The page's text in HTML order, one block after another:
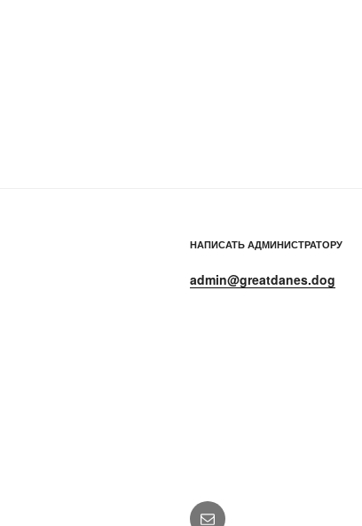
НАПИСАТЬ АДМИНИСТРАТОРУ
admin@greatdanes.dog
E-